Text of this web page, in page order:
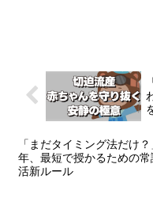
「まだタイミング法だけ
年、最短で授かるための
活新ルール